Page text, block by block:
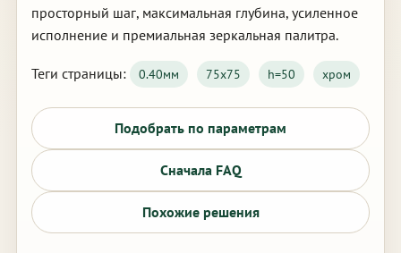
просторный шаг, максимальная глубина, усиленное
исполнение и премиальная зеркальная палитра.
Теги страницы: 0.40мм 75х75 h=50 хром
Подобрать по параметрам
Сначала FAQ
Похожие решения